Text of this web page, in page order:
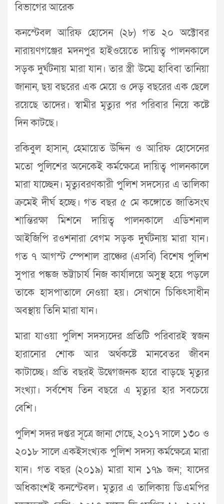
বিভাগের আরেক
কনস্টেবল আরিফ হোসেন (২৮) গত ২০ অক্টোবর
নারায়ণগঞ্জের মদনপুর হাইওয়েতে দায়িত্ব পালনকালে
সড়ক দুর্ঘটনায় মারা যান। তার স্ত্রী উম্মে হাবিবা তানিয়া
জানান, ছয় বছরের এক মেয়ে ও দেড় বছরের এক ছেলে
রয়েছে তাদের। স্বামীর মৃত্যুর পর পরিবার নিয়ে কষ্টে
দিন কাটছে।
রকিবুল হাসান, হেমায়েত উদ্দিন ও আরিফ হোসেনের
মতো পুলিশের অনেকেই কর্মক্ষেত্রে দায়িত্ব পালনকালে
মারা যাচ্ছেন। মৃত্যুবরণকারী পুলিশ সদস্যের এ তালিকা
ক্রমেই দীর্ঘ হচ্ছে। গত বছর ৫ মে কঙ্গোতে জাতিসংঘ
শান্তিরক্ষা মিশনে দায়িত্ব পালনকালে এডিশনাল
আইজিপি রওশনারা বেগম সড়ক দুর্ঘটনায় মারা যান।
গত ৭ আগস্ট স্পেশাল ব্রাঞ্চের (এসবি) বিশেষ পুলিশ
সুপার পঙ্কজ ভট্টাচার্য নিজ কার্যালয়ে অসুস্থ হয়ে পড়লে
তাকে হাসপাতালে নেওয়া হয়। সেখানে চিকিৎসাধীন
অবস্থায় তিনি মারা যান।
মারা যাওয়া পুলিশ সদস্যদের প্রতিটি পরিবারই স্বজন
হারানোর শোক আর অর্থকষ্টে মানবেতর জীবন
কাটাচ্ছে। প্রতি বছরই উদ্বেগজনক হারে বাড়ছে মৃত্যুর
সংখ্যা। সর্বশেষ তিন বছরে এ মৃত্যুর হার সবচেয়ে
বেশি।
পুলিশ সদর দপ্তর সূত্রে জানা গেছে, ২০১৭ সালে ১৩০ ও
২০১৮ সালে একইসংখ্যক পুলিশ সদস্য কর্মক্ষেত্রে মারা
যান। গত বছর (২০১৯) মারা যান ১৭৯ জন; যাদের
অধিকাংশই কনস্টেবল। মৃত্যুর এ তালিকায় ডিএমপির